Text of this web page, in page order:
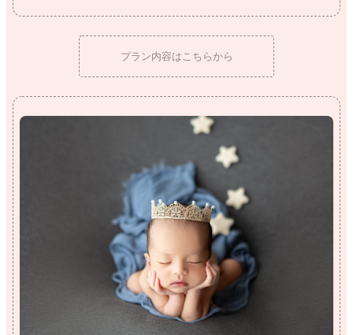
プラン内容はこちらから